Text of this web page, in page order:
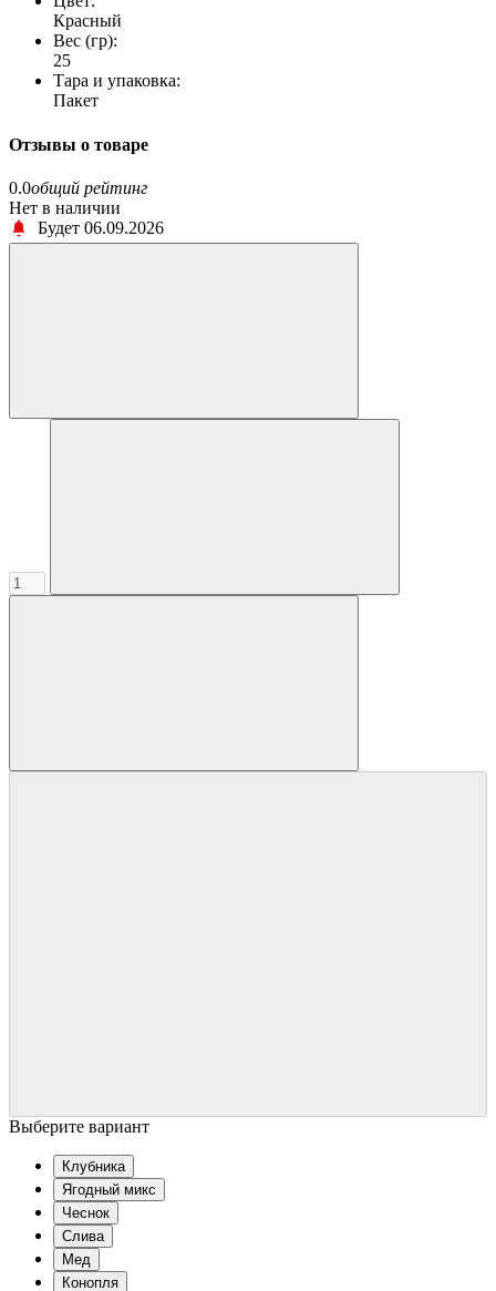
Красный
Вес (гр):
25
Тара и упаковка:
Пакет
Отзывы о товаре
0.0общий рейтинг
Нет в наличии
Будет 06.09.2026
Выберите вариант
Клубника
Ягодный микс
Чеснок
Слива
Мед
Конопля